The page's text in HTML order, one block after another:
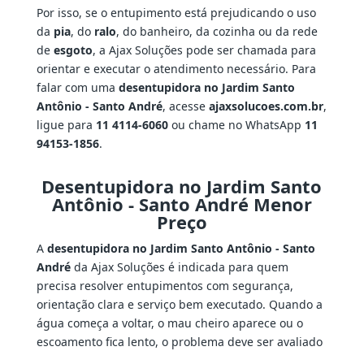
Por isso, se o entupimento está prejudicando o uso
da pia, do ralo, do banheiro, da cozinha ou da rede
de esgoto, a Ajax Soluções pode ser chamada para
orientar e executar o atendimento necessário. Para
falar com uma desentupidora no Jardim Santo
Antônio - Santo André, acesse ajaxsolucoes.com.br,
ligue para 11 4114-6060ou chame no WhatsApp 11
94153-1856.
Desentupidora no Jardim Santo
Antônio - Santo André Menor
Preço
A desentupidora no Jardim Santo Antônio - Santo
Andréda Ajax Soluções é indicada para quem
precisa resolver entupimentos com segurança,
orientação clara e serviço bem executado. Quando a
água começa a voltar, o mau cheiro aparece ou o
escoamento fica lento, o problema deve ser avaliado